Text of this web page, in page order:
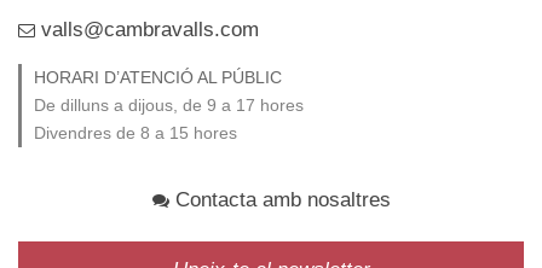
valls@cambravalls.com
HORARI D’ATENCIÓ AL PÚBLIC
De dilluns a dijous, de 9 a 17 hores
Divendres de 8 a 15 hores
Contacta amb nosaltres